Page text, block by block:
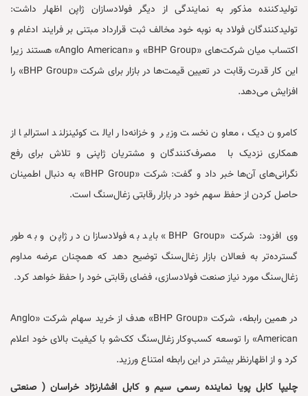
تولیدکننده مذکور به نمایندگی از دیگر فولادسازان ژاپن اظهار داشت:
تولیدکنندگان فولاد به نوبه خود مخالف ثبت قرارداد مبتنی بر فرایند ادغام و
اکتساب میان شرکت‌های «BHP Group» و «Anglo American» هستند زیرا
این کار قدرت رقابت در تعیین قیمت‌ها در بازار برای شرکت «BHP Group» را
افزایش می‌دهد.
کامرون دیک، معاون نخست وزیر و خزانه‌دار ایالت کوئینزلند استرالیا از
همکاری نزدیک با مصرف‌کنندگان و مشتریان ژاپنی و تلاش برای رفع
نگرانی‌های آن‌ها خبر داد و گفت: شرکت «BHP Group» به دنبال اطمینان
حاصل کردن از حفظ سهم خود در بازار رقابتی زغال‌سنگ است.
وی افزود: شرکت «BHP Group» باید به فولادسازان در ژاپن و به طور
گسترده‌تر به فعالان بازار زغال‌سنگ توضیح دهد که همچنان عرضه مداوم
زغال‌سنگ مورد نیاز صنعت فولادسازی، فضای رقابتی خود را حفظ خواهد کرد.
در همین رابطه، شرکت «BHP Group» هدف از خرید سهام شرکت «Anglo
American» را توسعه کسب‌وکار زغال‌سنگ کک‌شو با کیفیت بالای خود اعلام
کرد و از اظهارنظر بیشتر در این رابطه امتناع ورزید.
چلیپا کابل پویا نماینده رسمی سیم و کابل افشارنژاد خراسان ( صنعتی